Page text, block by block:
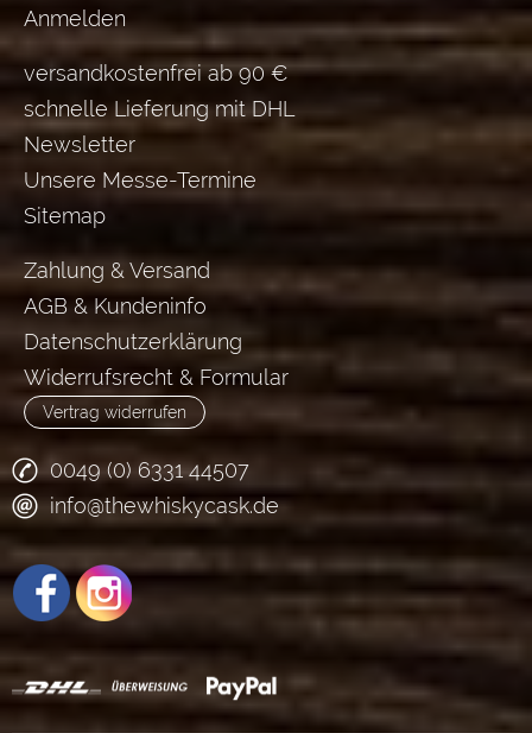
Anmelden
versandkostenfrei ab 90 €
schnelle Lieferung mit DHL
Newsletter
Unsere Messe-Termine
Sitemap
Zahlung & Versand
AGB & Kundeninfo
Datenschutzerklärung
Widerrufsrecht & Formular
Vertrag widerrufen
0049 (0) 6331 44507
info@thewhiskycask.de